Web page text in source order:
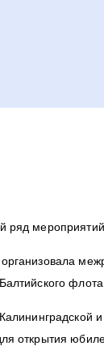
флота.
открытия